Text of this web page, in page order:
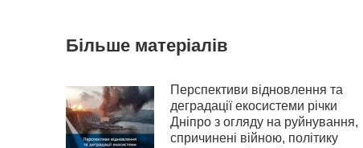
Більше матеріалів
Перспективи відновлення та
деградації екосистеми річки
Дніпро з огляду на руйнування,
спричинені війною, політику